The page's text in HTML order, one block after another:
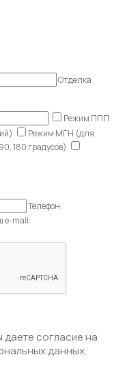
Отделка
Режим ППП
Режим МГН (для
180 градусов)
Телефон:
e-mail:
даете согласие на
данных.